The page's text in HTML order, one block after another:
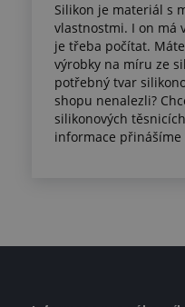
Silikon je materiál s
vlastnostmi. I on má
je třeba počítat.
výrobky na míru ze
potřebný tvar
shopu nenalezli?
silikonových
informace